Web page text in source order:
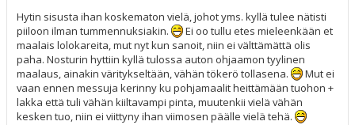
s
t
i
Hytin sisusta ihan koskematon vielä, johot yms. kyllä tulee nätisti
piiloon ilman tummennuksiakin.
Ei oo tullu etes mieleenkään et
maalais lolokareita, mut nyt kun sanoit, niin ei välttämättä olis
paha. Nosturin hyttiin kyllä tulossa auton ohjaamon tyylinen
maalaus, ainakin väritykseltään, vähän tökerö tollasena.
Mut ei
vaan ennen messuja kerinny ku pohjamaalit heittämään tuohon +
lakka että tuli vähän kiiltavampi pinta, muutenkii vielä vähän
kesken tuo, niin ei viittyny ihan viimosen päälle vielä tehä.